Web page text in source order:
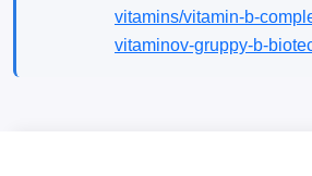
vitamins/vitamin-b-
vitaminov-gruppy-b-